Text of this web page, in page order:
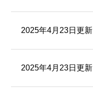
2025年4月23日更新
2025年4月23日更新